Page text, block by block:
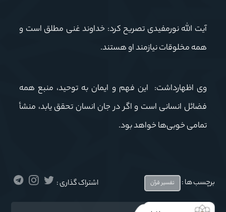
آیت الله نورمفیدی تصریح کرد: خداوند غنی مطلق است و
همه مخلوقات نیازمند او هستند.
وی اظهارداشت: این فهم و ایمان به توحید، منبع همه
فضائل انسانی است و اگر در جان انسان تحقق یابد، منشأ
تمامی خوبی‌ها خواهد بود.
برچسب ها : تفسیر قرآن اشتراک گذاری :